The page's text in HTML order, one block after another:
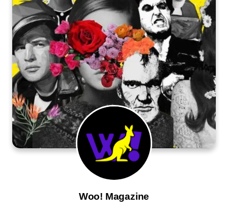
Woo! Magazine